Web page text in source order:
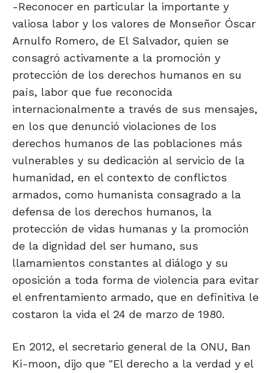
-Reconocer en particular la importante y
valiosa labor y los valores de Monseñor Óscar
Arnulfo Romero, de El Salvador, quien se
consagró activamente a la promoción y
protección de los derechos humanos en su
país, labor que fue reconocida
internacionalmente a través de sus mensajes,
en los que denunció violaciones de los
derechos humanos de las poblaciones más
vulnerables y su dedicación al servicio de la
humanidad, en el contexto de conflictos
armados, como humanista consagrado a la
defensa de los derechos humanos, la
protección de vidas humanas y la promoción
de la dignidad del ser humano, sus
llamamientos constantes al diálogo y su
oposición a toda forma de violencia para evitar
el enfrentamiento armado, que en definitiva le
costaron la vida el 24 de marzo de 1980.
En 2012, el secretario general de la ONU, Ban
Ki-moon, dijo que "El derecho a la verdad y el